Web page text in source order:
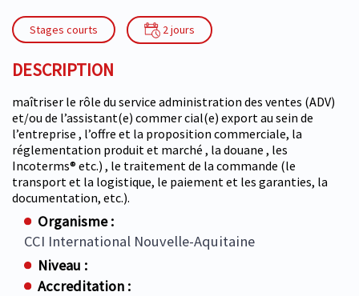
Stages courts 2 jours
DESCRIPTION
maîtriser le rôle du service administration des ventes (ADV)
et/ou de l’assistant(e) commer cial(e) export au sein de
l’entreprise , l’offre et la proposition commerciale, la
réglementation produit et marché , la douane , les
Incoterms® etc.) , le traitement de la commande (le
transport et la logistique, le paiement et les garanties, la
documentation, etc.).
Organisme :
CCI International Nouvelle-Aquitaine
Niveau :
Accreditation :